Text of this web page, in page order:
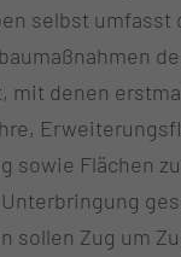
selbst umfasst
mit denen
sowie Flächen
sollen Zug um